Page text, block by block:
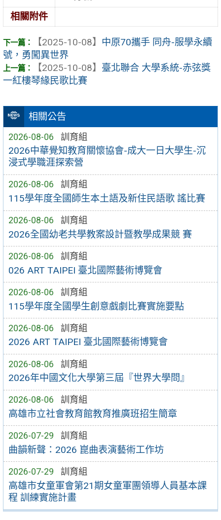
相關公告
2026-08-06 訓育組
2026中華覺知教育關懷協會-成大一日大學生-沉
浸式學職涯探索營
2026-08-06 訓育組
115學年度全國師生本土語及新住民語歌 謠比賽
2026-08-06 訓育組
2026全國幼老共學教案設計暨教學成果競 賽
2026-08-06 訓育組
026 ART TAIPEI 臺北國際藝術博覽會
2026-08-06 訓育組
115學年度全國學生創意戲劇比賽實施要點
2026-08-06 訓育組
2026 ART TAIPEI 臺北國際藝術博覽會
2026-08-06 訓育組
2026年中國文化大學第三屆『世界大學問』
2026-08-06 訓育組
高雄市立社會教育館教育推廣班招生簡章
2026-07-29 訓育組
曲韻新聲：2026 崑曲表演藝術工作坊
2026-07-29 訓育組
高雄市女童軍會第21期女童軍團領導人員基本課
程 訓練實施計畫
相關附件
【2025-10-08】 中原70攜手 同舟-服學永續
號，勇闖異世界
【2025-10-08】 臺北聯合 大學系統-赤弦獎
一紅樓琴緣民歌比賽